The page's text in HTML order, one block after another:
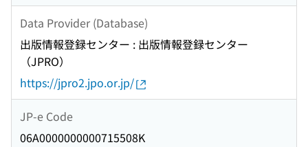
Data Provider (Database)
出版情報登録センター : 出版情報登録センター
（JPRO）
https://jpro2.jpo.or.jp/
JP-e Code
06A0000000000715508K